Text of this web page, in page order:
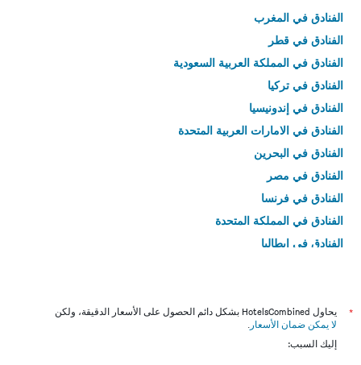
الفنادق في المغرب
الفنادق في قطر
الفنادق في المملكة العربية السعودية
الفنادق في تركيا
الفنادق في إندونيسيا
الفنادق في الامارات العربية المتحدة
الفنادق في البحرين
الفنادق في مصر
الفنادق في فرنسا
الفنادق في المملكة المتحدة
الفنادق في إيطاليا
*
يحاول HotelsCombined بشكل دائم الحصول على الأسعار الدقيقة، ولكن
لا يمكن ضمان الأسعار .
إليك السبب: